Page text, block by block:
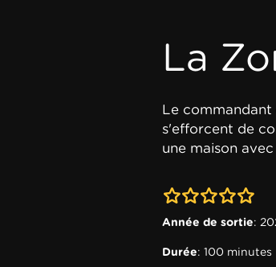
La
Le commandant
s'efforcent de
une maison
0-0
Année de sortie:
Durée: 100 minutes